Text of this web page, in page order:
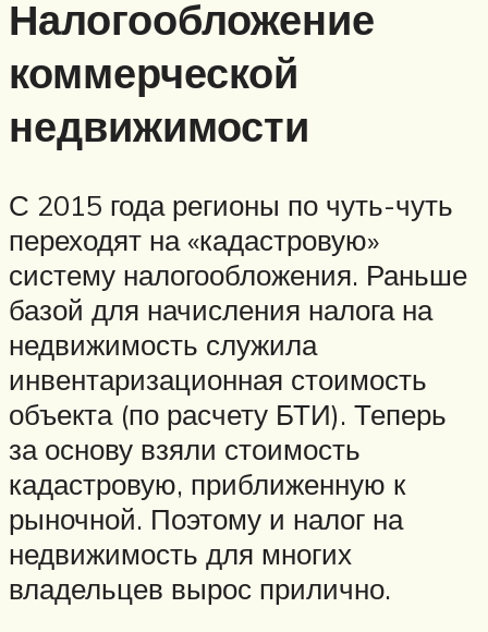
Налогообложение
коммерческой
недвижимости
С 2015 года регионы по чуть-чуть
переходят на «кадастровую»
систему налогообложения. Раньше
базой для начисления налога на
недвижимость служила
инвентаризационная стоимость
объекта (по расчету БТИ). Теперь
за основу взяли стоимость
кадастровую, приближенную к
рыночной. Поэтому и налог на
недвижимость для многих
владельцев вырос прилично.